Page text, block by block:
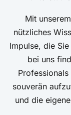
Mit
nützliches
Impulse, die
bei uns
souverän
und die